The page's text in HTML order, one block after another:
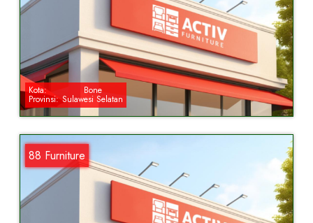
Kota: Bone
Provinsi: Sulawesi Selatan
88 Furniture